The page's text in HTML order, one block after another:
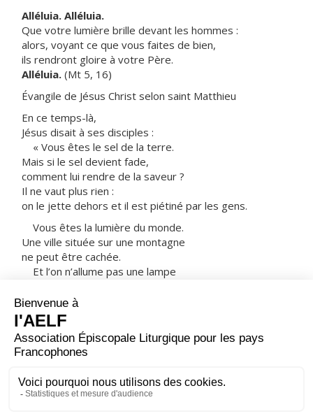
Alléluia. Alléluia.
Que votre lumière brille devant les hommes :
alors, voyant ce que vous faites de bien,
ils rendront gloire à votre Père.
Alléluia. (Mt 5, 16)
Évangile de Jésus Christ selon saint Matthieu
En ce temps-là,
Jésus disait à ses disciples :
« Vous êtes le sel de la terre.
Mais si le sel devient fade,
comment lui rendre de la saveur ?
Il ne vaut plus rien :
on le jette dehors et il est piétiné par les gens.
Vous êtes la lumière du monde.
Une ville située sur une montagne
ne peut être cachée.
Et l’on n’allume pas une lampe
on la met sur le lampadaire,
et elle brille pour tous ceux qui sont dans la maison.
De même, que votre lumière brille devant les
hommes :
alors, voyant ce que vous faites de bien,
ils rendront gloire à votre Père qui est aux cieux. »
– Acclamons la Parole de Dieu.